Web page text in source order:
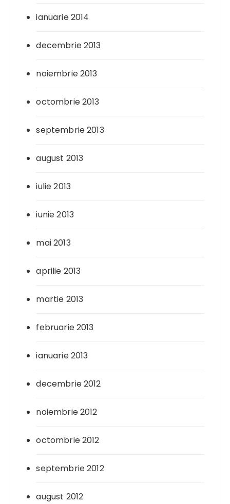
ianuarie 2014
decembrie 2013
noiembrie 2013
octombrie 2013
septembrie 2013
august 2013
iulie 2013
iunie 2013
mai 2013
aprilie 2013
martie 2013
februarie 2013
ianuarie 2013
decembrie 2012
noiembrie 2012
octombrie 2012
septembrie 2012
august 2012